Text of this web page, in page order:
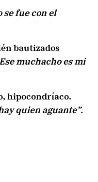
fue con el
bautizados
Ese muchacho es mi
hipocondríaco.
quien aguante”.